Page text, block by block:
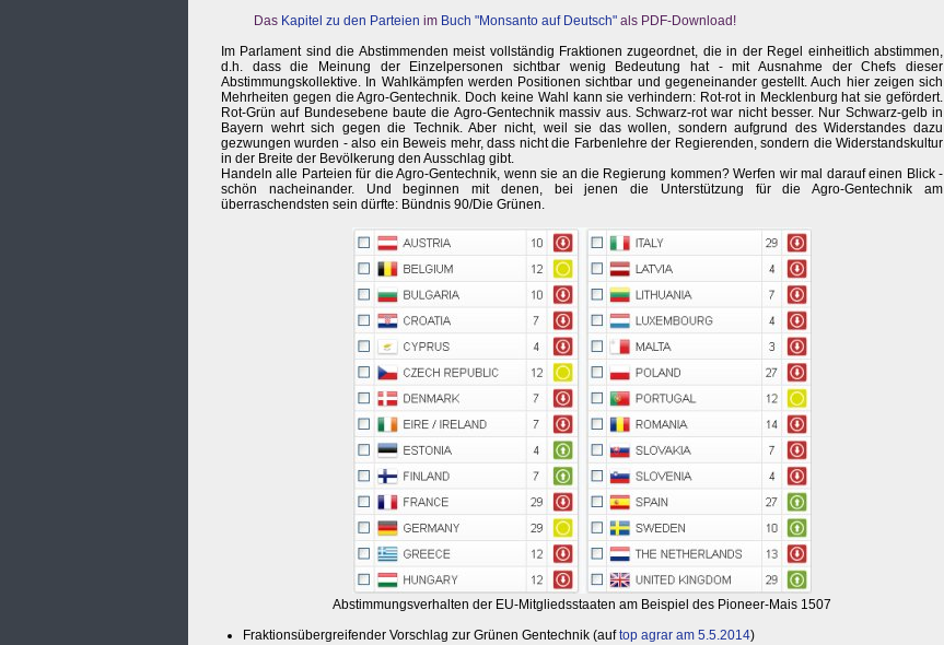
Das Kapitel zu den Parteien im Buch "Monsanto auf Deutsch" als PDF-Download!
Im Parlament sind die Abstimmenden meist vollständig Fraktionen zugeordnet, die in der Regel einheitlich abstimmen,
d.h. dass die Meinung der Einzelpersonen sichtbar wenig Bedeutung hat - mit Ausnahme der Chefs dieser
Abstimmungskollektive. In Wahlkämpfen werden Positionen sichtbar und gegeneinander gestellt. Auch hier zeigen sich
Mehrheiten gegen die Agro-Gentechnik. Doch keine Wahl kann sie verhindern: Rot-rot in Mecklenburg hat sie gefördert.
Rot-Grün auf Bundesebene baute die Agro-Gentechnik massiv aus. Schwarz-rot war nicht besser. Nur Schwarz-gelb in
Bayern wehrt sich gegen die Technik. Aber nicht, weil sie das wollen, sondern aufgrund des Widerstandes dazu
gezwungen wurden - also ein Beweis mehr, dass nicht die Farbenlehre der Regierenden, sondern die Widerstandskultur
in der Breite der Bevölkerung den Ausschlag gibt.
Handeln alle Parteien für die Agro-Gentechnik, wenn sie an die Regierung kommen? Werfen wir mal darauf einen Blick -
schön nacheinander. Und beginnen mit denen, bei jenen die Unterstützung für die Agro-Gentechnik am
überraschendsten sein dürfte: Bündnis 90/Die Grünen.
Abstimmungsverhalten der EU-Mitgliedsstaaten am Beispiel des Pioneer-Mais 1507
Fraktionsübergreifender Vorschlag zur Grünen Gentechnik (auftop agrar am 5.5.2014)